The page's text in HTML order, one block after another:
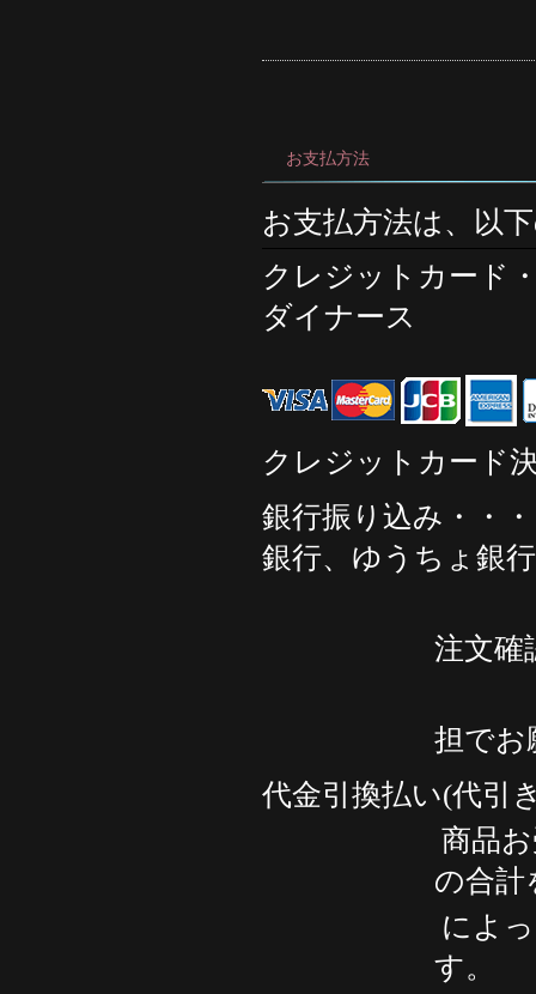
お支払方法
お支払方法は、以
クレジットカード
ダイナース
クレジットカード
銀行振り込み・・
銀行、ゆうちょ銀行
注文確
担でお
代金引換払い(代引
商品お受け取
の合計
によっては、
す。